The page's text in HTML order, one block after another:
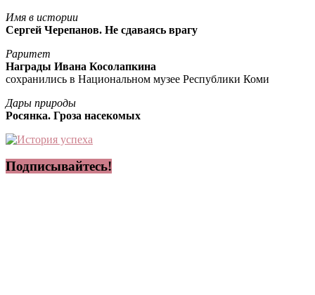
Имя в истории
Сергей Черепанов. Не сдаваясь врагу
Раритет
Награды Ивана Косолапкина
сохранились в Национальном музее Республики Коми
Дары природы
Росянка. Гроза насекомых
Подписывайтесь!